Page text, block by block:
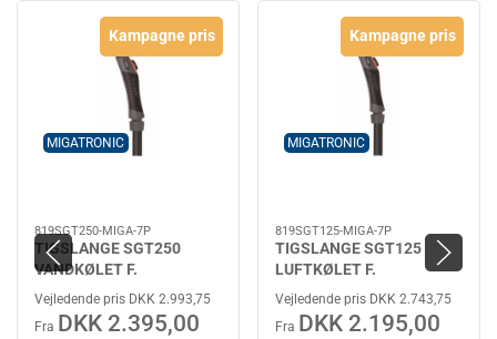
MIGATRONIC
Kampagne pris
819SGT250-MIGA-7P
TIGSLANGE SGT250
VANDKØLET F.
MIGATRONIC 7-POL
Vejledende pris DKK 2.993,75
Fra DKK 2.395,00
MIGATRONIC
Kampagne pris
819SGT125-MIGA-7P
TIGSLANGE SGT125
LUFTKØLET F.
MIGATRONIC 7-POL
Vejledende pris DKK 2.743,75
Fra DKK 2.195,00